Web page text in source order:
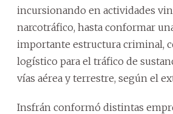
incursionando en actividades
narcotráfico, hasta conformar
importante estructura criminal,
logístico para el tráfico de
vías aérea y terrestre, según el
Insfrán conformó distintas